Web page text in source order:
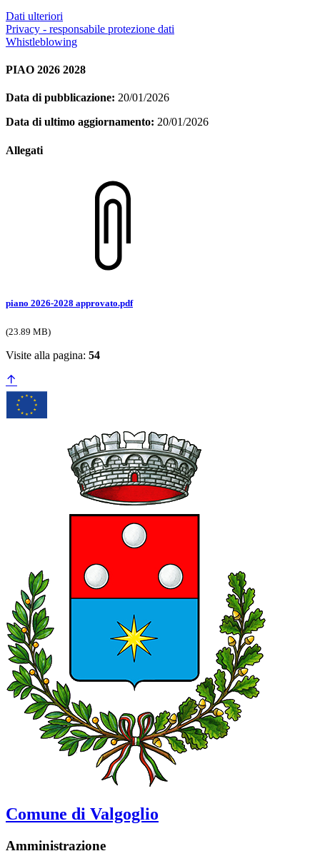
Dati ulteriori
Privacy - responsabile protezione dati
Whistleblowing
PIAO 2026 2028
Data di pubblicazione: 20/01/2026
Data di ultimo aggiornamento: 20/01/2026
Allegati
piano 2026-2028 approvato.pdf
(23.89 MB)
Visite alla pagina: 54
Comune di Valgoglio
Amministrazione